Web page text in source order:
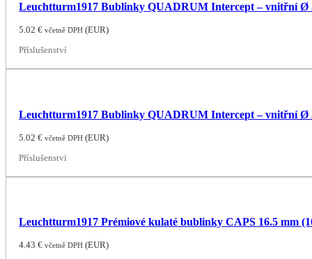
Leuchtturm1917 Bublinky QUADRUM Intercept – vnitřní Ø
5.02€ včetně DPH (EUR)
Příslušenství
Leuchtturm1917 Bublinky QUADRUM Intercept – vnitřní Ø
5.02€ včetně DPH (EUR)
Příslušenství
Leuchtturm1917 Prémiové kulaté bublinky CAPS 16.5 mm
4.43€ včetně DPH (EUR)